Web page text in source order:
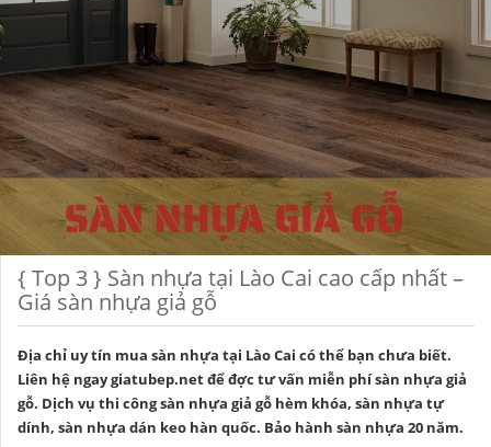
{ Top 3 } Sàn nhựa tại Lào Cai cao cấp nhất –
Giá sàn nhựa giả gỗ
Địa chỉ uy tín mua sàn nhựa tại Lào Cai có thể bạn chưa biết.
Liên hệ ngaygiatubep.netđể đợc tư vấn miễn phí sàn nhựa giả
gỗ. Dịch vụ thi công sàn nhựa giả gỗ hèm khóa, sàn nhựa tự
dính, sàn nhựa dán keo hàn quốc. Bảo hành sàn nhựa 20 năm.